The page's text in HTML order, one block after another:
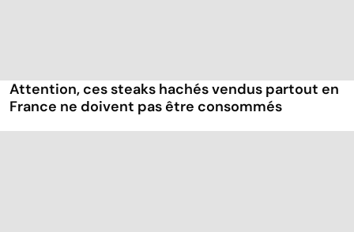
Attention, ces steaks hachés vendus partout en
France ne doivent pas être consommés